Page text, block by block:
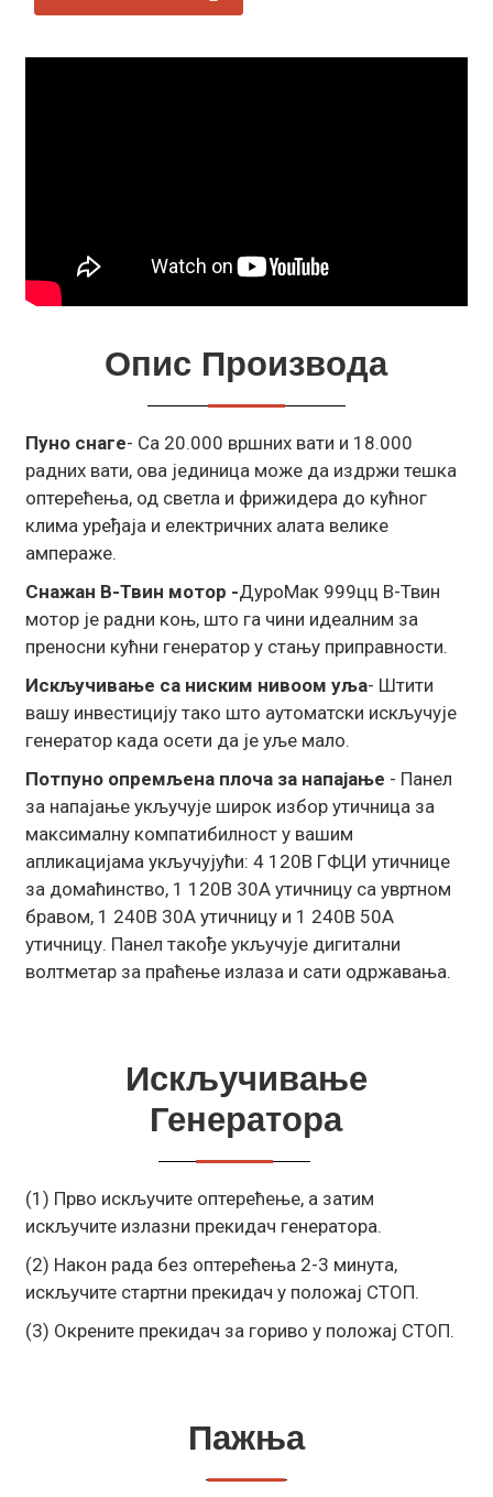
Опис Производа
Пуно снаге- Са 20.000 вршних вати и 18.000
радних вати, ова јединица може да издржи тешка
оптерећења, од светла и фрижидера до кућног
клима уређаја и електричних алата велике
ампераже.
Снажан В-Твин мотор -ДуроМак 999цц В-Твин
мотор је радни коњ, што га чини идеалним за
преносни кућни генератор у стању приправности.
Искључивање са ниским нивоом уља- Штити
вашу инвестицију тако што аутоматски искључује
генератор када осети да је уље мало.
Потпуно опремљена плоча за напајање - Панел
за напајање укључује широк избор утичница за
максималну компатибилност у вашим
апликацијама укључујући: 4 120В ГФЦИ утичнице
за домаћинство, 1 120В 30А утичницу са увртном
бравом, 1 240В 30А утичницу и 1 240В 50А
утичницу. Панел такође укључује дигитални
волтметар за праћење излаза и сати одржавања.
Искључивање
Генератора
(1) Прво искључите оптерећење, а затим
искључите излазни прекидач генератора.
(2) Након рада без оптерећења 2-3 минута,
искључите стартни прекидач у положај СТОП.
(3) Окрените прекидач за гориво у положај СТОП.
Пажња